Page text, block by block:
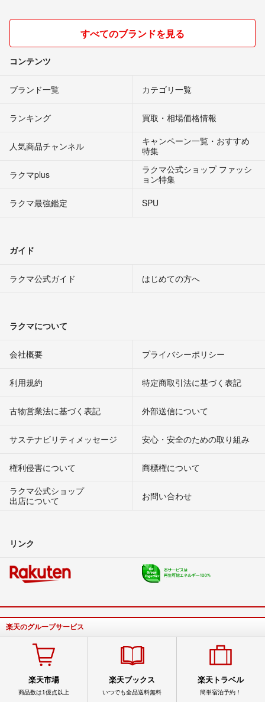
すべてのブランドを見る
コンテンツ
ブランド一覧 カテゴリ一覧
ランキング 買取・相場価格情報
人気商品チャンネル
キャンペーン一覧・おすすめ
特集
ラクマplus
ラクマ公式ショップ ファッシ
ョン特集
ラクマ最強鑑定
SPU
ガイド
ラクマ公式ガイド はじめての方へ
ラクマについて
会社概要 プライバシーポリシー
利用規約 特定商取引法に基づく表記
古物営業法に基づく表記 外部送信について
サステナビリティメッセージ 安心・安全のための取り組み
権利侵害について
商標権について
ラクマ公式ショップ
出店について
お問い合わせ
リンク
楽天のグループサービス
楽天市場
商品数は1億点以上
楽天ブックス
いつでも全品送料無料
楽天トラベル
簡単宿泊予約！